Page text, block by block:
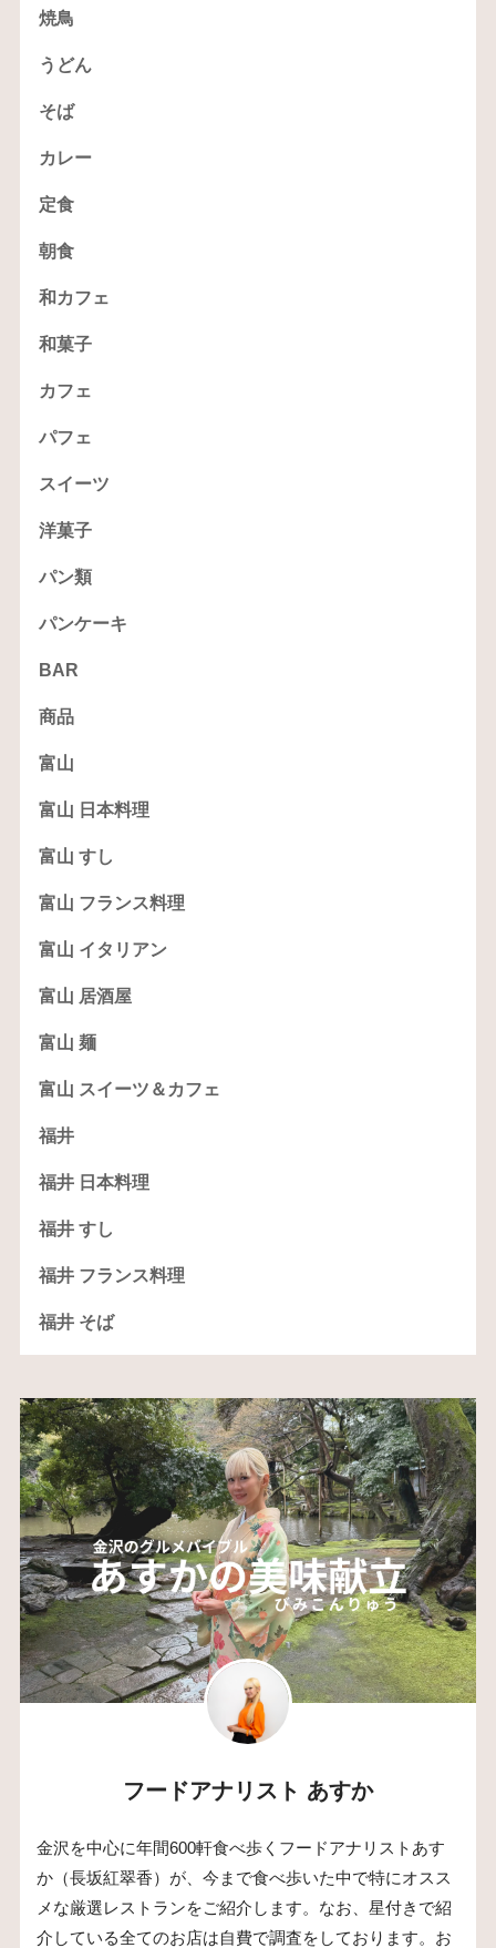
焼鳥
うどん
そば
カレー
定食
朝食
和カフェ
和菓子
カフェ
パフェ
スイーツ
洋菓子
パン類
パンケーキ
BAR
商品
富山
富山 日本料理
富山 すし
富山 フランス料理
富山 イタリアン
富山 居酒屋
富山 麺
富山 スイーツ＆カフェ
福井
福井 日本料理
福井 すし
福井 フランス料理
福井 そば
フードアナリスト あすか
金沢を中心に年間600軒食べ歩くフードアナリストあす
か（長坂紅翠香）が、今まで食べ歩いた中で特にオスス
メな厳選レストランをご紹介します。なお、星付きで紹
介している全てのお店は自費で調査をしております。お